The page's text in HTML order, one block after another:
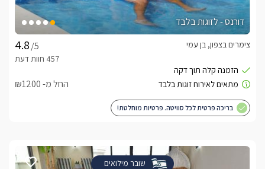
דורנס - לזוגות בלבד
/5
צימרים בצפון, בן עמי
החל מ- ₪1200
בריכה פרטית לכל סוויטה. פרטיות מוחלטת!
שובר מילואים